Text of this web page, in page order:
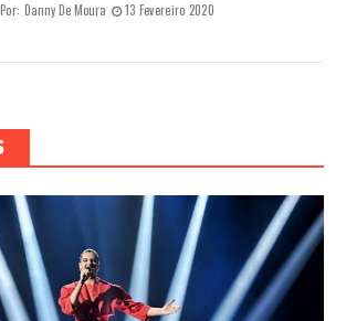
Por: Danny De Moura 13 Fevereiro 2020